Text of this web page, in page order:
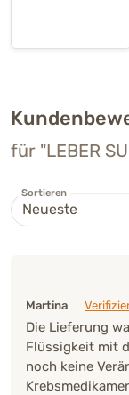
für "LEBER
Sortieren
Martina
Die Lieferung
Flüssigkeit mit
noch keine